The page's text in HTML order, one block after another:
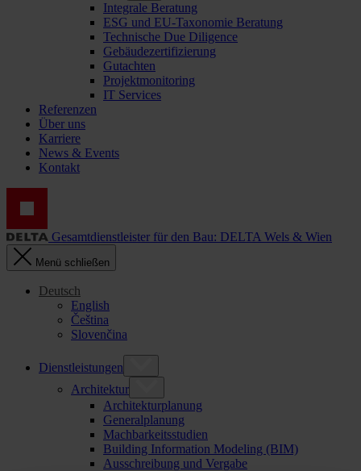
Integrale Beratung
ESG und EU-Taxonomie Beratung
Technische Due Diligence
Gebäudezertifizierung
Gutachten
Projektmonitoring
IT Services
Referenzen
Über uns
Karriere
News & Events
Kontakt
Gesamtdienstleister für den Bau: DELTA Wels & Wien
Menü schließen
Deutsch
English
Čeština
Slovenčina
Dienstleistungen
Architektur
Architekturplanung
Generalplanung
Machbarkeitsstudien
Building Information Modeling (BIM)
Ausschreibung und Vergabe